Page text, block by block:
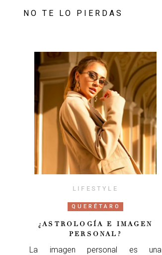
NO TE LO PIERDAS
LIFESTYLE
QUERÉTARO
¿ASTROLOGÍA E IMAGEN
PERSONAL?
La imagen personal es una